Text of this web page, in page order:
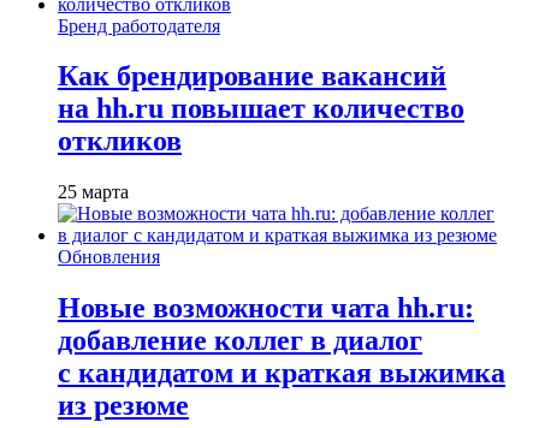
Бренд работодателя
Как брендирование вакансий
на hh.ru повышает количество
откликов
25 марта
Обновления
Новые возможности чата hh.ru:
добавление коллег в диалог
с кандидатом и краткая выжимка
из резюме